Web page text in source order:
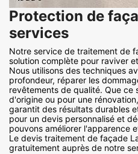
Protection de
services
Notre service de traitement de
solution complète pour raviver
Nous utilisons des techniques
profondeur, réparer les
revêtements de qualité. Que ce
d'origine ou pour une
garantit des résultats durables
pour un devis personnalisé et
pouvons améliorer l'apparence
Le devis traitement de façade
gratuitement auprès de notre